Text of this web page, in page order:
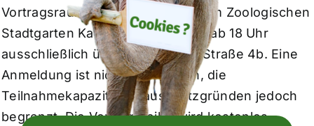
Vortragsraum des Exotenhauses im Zoologischen
Stadtgarten Karlsruhe. Einlass ist ab 18 Uhr
ausschließlich über die Ettlinger Straße 4b. Eine
Anmeldung ist nicht erforderlich, die
Teilnahmekapazität ist aus Platzgründen jedoch
begrenzt. Die Vortragsreihe wird kostenlos